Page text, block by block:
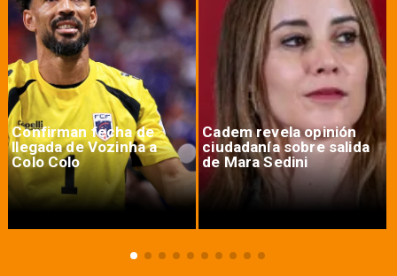
Confirman fecha de
llegada de Vozinha a
Colo Colo
Cadem revela opinión
ciudadanía sobre salida
de Mara Sedini